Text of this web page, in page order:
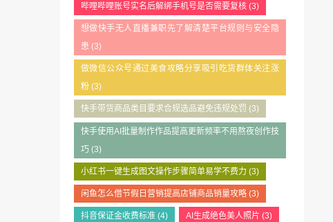
哔哩哔哩账号实名后解绑手机号是否需要复核(3)
想做快手无人直播兼职先了解清楚平台规则与安全隐
患 (3)
做微信公众号通过美食攻略分享吸引吃货群体关注涨
粉(3)
快手带货商品类目要求合规选品避免违规处罚 (3)
快手使用AI批量制作作品提高更新频率不用熬夜创作技
巧(3)
小红书一键生成图文操作步骤简单易学不费力 (3)
闲鱼怎么借节假日营销提高店铺商品销量攻略(3)
抖音保证金收费标准(4) AI生成绝色美人照片 (3)